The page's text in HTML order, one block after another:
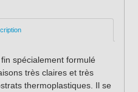
spécialement formulé
très claires et très
thermoplastiques. Il se